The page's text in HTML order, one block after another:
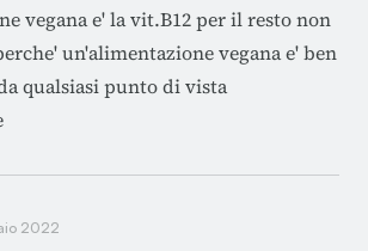
vegana e' la vit.B12 per il resto non
un'alimentazione vegana e' ben
qualsiasi punto di vista
2022